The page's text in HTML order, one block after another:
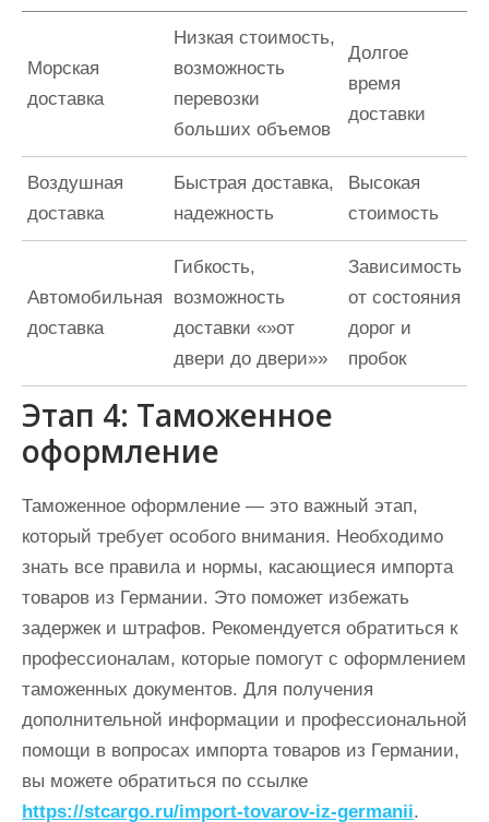
Морская
доставка
Низкая стоимость,
возможность
перевозки
больших объемов
Долгое
время
доставки
Воздушная
доставка
Быстрая доставка,
надежность
Высокая
стоимость
Автомобильная
доставка
Гибкость,
возможность
доставки «»от
двери до двери»»
Зависимость
от состояния
дорог и
пробок
Этап 4: Таможенное
оформление
Таможенное оформление — это важный этап,
который требует особого внимания. Необходимо
знать все правила и нормы, касающиеся импорта
товаров из Германии. Это поможет избежать
задержек и штрафов. Рекомендуется обратиться к
профессионалам, которые помогут с оформлением
таможенных документов. Для получения
дополнительной информации и профессиональной
помощи в вопросах импорта товаров из Германии,
вы можете обратиться по ссылке
https://stcargo.ru/import-tovarov-iz-germanii.